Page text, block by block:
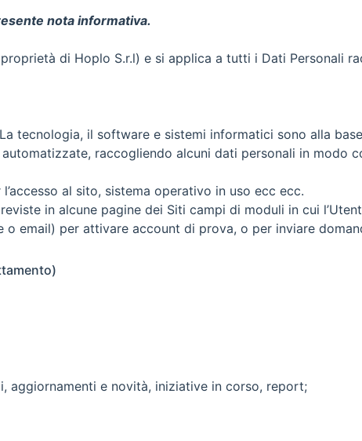
nota informativa.
di Hoplo S.r.l) e si applica a tutti i Dati Personali
tecnologia, il software e sistemi informatici sono alla
raccogliendo alcuni dati personali in modo
al sito, sistema operativo in uso ecc ecc.
in alcune pagine dei Siti campi di moduli in cui
email) per attivare account di prova, o per inviare
aggiornamenti e novità, iniziative in corso, report;